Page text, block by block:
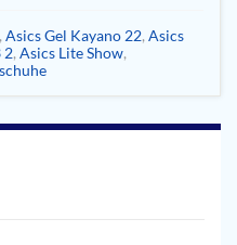
, Asics Gel Kayano 22, Asics
2, Asics Lite Show,